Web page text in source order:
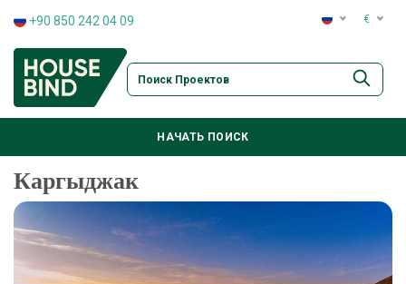
+90 850 242 04 09
:+90 850 242 04 09
: +90 850 242 04 09
€
НАЧАТЬ ПОИСК
Каргыджак